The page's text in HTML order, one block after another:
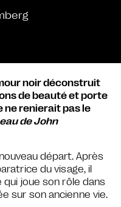
noir déconstruit
de beauté et porte
ne renierait pas le
de John
départ. Après
du visage, il
joue son rôle dans
sur son ancienne vie.